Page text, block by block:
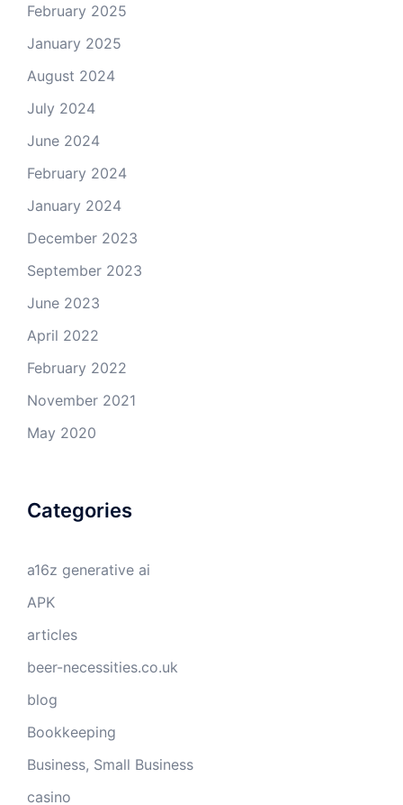
February 2025
January 2025
August 2024
July 2024
June 2024
February 2024
January 2024
December 2023
September 2023
June 2023
April 2022
February 2022
November 2021
May 2020
Categories
a16z generative ai
APK
articles
beer-necessities.co.uk
blog
Bookkeeping
Business, Small Business
casino